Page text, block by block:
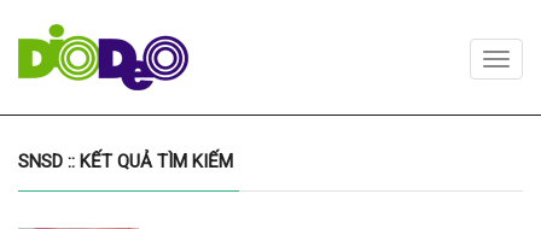
SNSD :: KẾT QUẢ TÌM KIẾM